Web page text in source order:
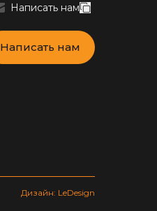
Написать нам
Написать нам
Дизайн: LeDesign